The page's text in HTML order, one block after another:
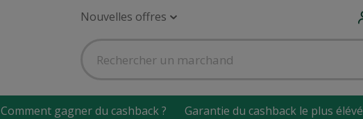
Nouvelles offres
Comment gagner du cashback ? Garantie du cashback le plus élévé